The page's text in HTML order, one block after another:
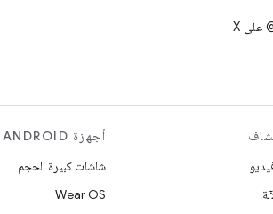
أجهزة ANDROID
شاشات كبيرة الحجم
Wear OS